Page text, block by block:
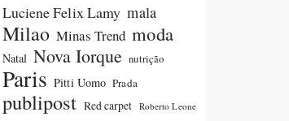
Luciene Felix Lamy mala
Milao Minas Trend moda
Natal Nova Iorque nutrição
Paris Pitti Uomo Prada
publipost Red carpet Roberto Leone